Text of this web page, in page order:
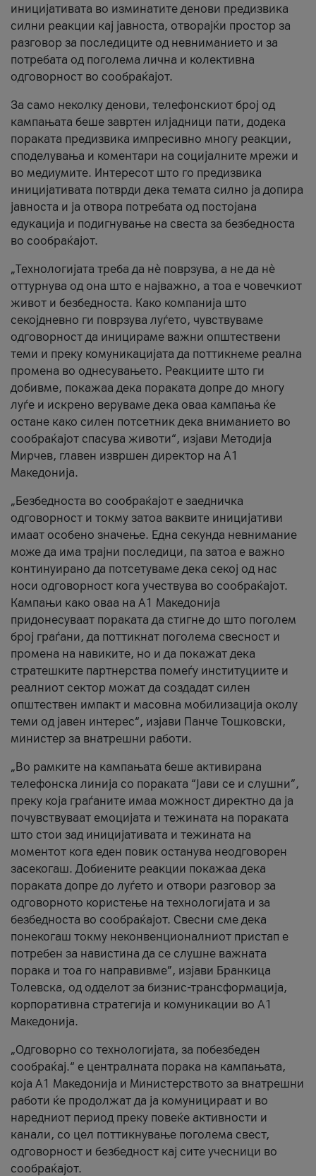
иницијативата во изминатите денови предизвика
силни реакции кај јавноста, отворајќи простор за
разговор за последиците од невниманието и за
потребата од поголема лична и колективна
одговорност во сообраќајот.
За само неколку денови, телефонскиот број од
кампањата беше завртен илјадници пати, додека
пораката предизвика импресивно многу реакции,
споделувања и коментари на социјалните мрежи и
во медиумите. Интересот што го предизвика
иницијативата потврди дека темата силно ја допира
јавноста и ја отвора потребата од постојана
едукација и подигнување на свеста за безбедноста
во сообраќајот.
„Технологијата треба да нè поврзува, а не да нè
оттурнува од она што е најважно, а тоа е човечкиот
живот и безбедноста. Како компанија што
секојдневно ги поврзува луѓето, чувствуваме
одговорност да иницираме важни општествени
теми и преку комуникацијата да поттикнеме реална
промена во однесувањето. Реакциите што ги
добивме, покажаа дека пораката допре до многу
луѓе и искрено веруваме дека оваа кампања ќе
остане како силен потсетник дека вниманието во
сообраќајот спасува животи“, изјави Методија
Мирчев, главен извршен директор на А1
Македонија.
„Безбедноста во сообраќајот е заедничка
одговорност и токму затоа ваквите иницијативи
имаат особено значење. Една секунда невнимание
може да има трајни последици, па затоа е важно
континуирано да потсетуваме дека секој од нас
носи одговорност кога учествува во сообраќајот.
Кампањи како оваа на A1 Македонија
придонесуваат пораката да стигне до што поголем
број граѓани, да поттикнат поголема свесност и
промена на навиките, но и да покажат дека
стратешките партнерства помеѓу институциите и
реалниот сектор можат да создадат силен
општествен импакт и масовна мобилизација околу
теми од јавен интерес“, изјави Панче Тошковски,
министер за внатрешни работи.
„Во рамките на кампањата беше активирана
телефонска линија со пораката “Јави се и слушни”,
преку која граѓаните имаа можност директно да ја
почувствуваат емоцијата и тежината на пораката
што стои зад иницијативата и тежината на
моментот кога еден повик останува неодговорен
засекогаш. Добиените реакции покажаа дека
пораката допре до луѓето и отвори разговор за
одговорното користење на технологијата и за
безбедноста во сообраќајот. Свесни сме дека
понекогаш токму неконвенционалниот пристап е
потребен за навистина да се слушне важната
порака и тоа го направивме”, изјави Бранкица
Толевска, од одделот за бизнис-трансформација,
корпоративна стратегија и комуникации во А1
Македонија.
„Одговорно со технологијата, за побезбеден
сообраќај.“ е централната порака на кампањата,
која A1 Македонија и Министерството за внатрешни
работи ќе продолжат да ја комуницираат и во
наредниот период преку повеќе активности и
канали, со цел поттикнување поголема свест,
одговорност и безбедност кај сите учесници во
сообраќајот.